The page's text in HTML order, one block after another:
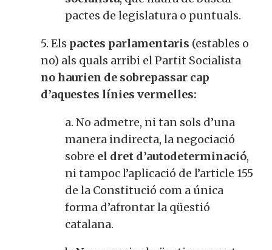
pactes de legislatura o puntuals.
5. Els pactes parlamentaris (estables o
no) als quals arribi el Partit Socialista
no haurien de sobrepassar cap
d’aquestes línies vermelles:
a. No admetre, ni tan sols d’una
manera indirecta, la negociació
sobre el dret d’autodeterminació,
ni tampoc l’aplicació de l’article 155
de la Constitució com a única
forma d’afrontar la qüestió
catalana.